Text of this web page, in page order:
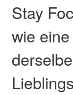
Stay
wie